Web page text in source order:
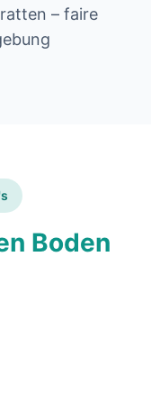
– faire
Boden